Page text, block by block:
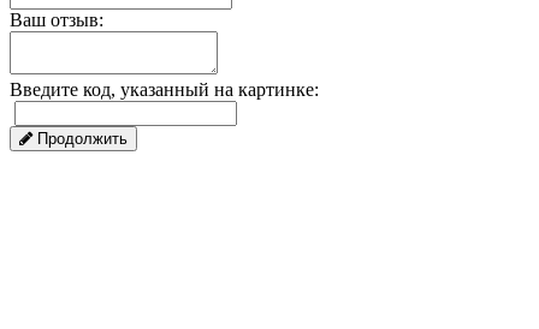
Ваш отзыв:
Введите код, указанный на картинке:
Продолжить